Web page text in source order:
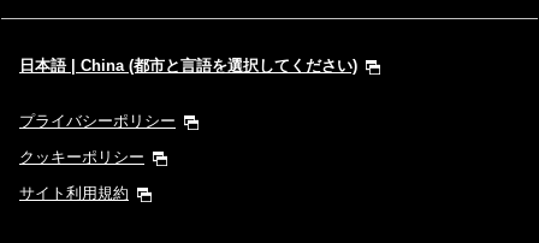
日本語 | China (都市と言語を選択してください)
プライバシーポリシー
クッキーポリシー
サイト利用規約